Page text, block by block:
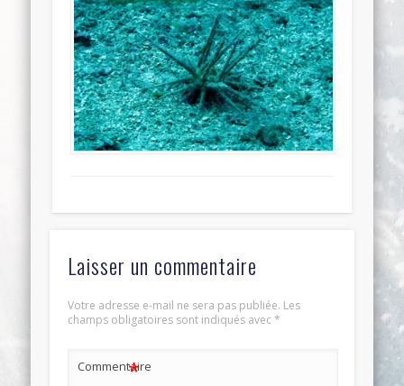
Laisser un commentaire
Votre adresse e-mail ne sera pas publiée. Les
champs obligatoires sont indiqués avec*
Commentaire
*